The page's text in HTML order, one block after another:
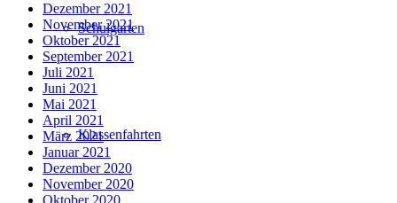
Schulgarten
Klassenfahrten
Dezember 2021
November 2021
Oktober 2021
September 2021
Juli 2021
Juni 2021
Mai 2021
April 2021
März 2021
Januar 2021
Dezember 2020
November 2020